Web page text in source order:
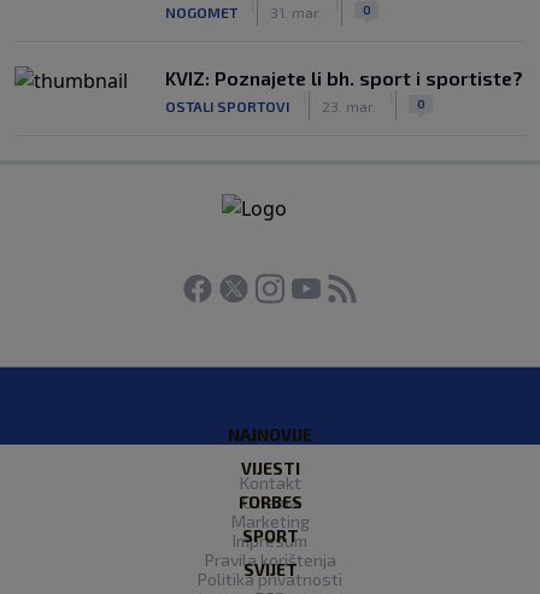
NOGOMET 31. mar. 0
KVIZ: Poznajete li bh. sport i sportiste?
OSTALI SPORTOVI 23. mar. 0
NAJNOVIJE
VIJESTI
FORBES
SPORT
SVIJET
Kontakt
O nama
Marketing
Impresum
Pravila korištenja
Politika privatnosti